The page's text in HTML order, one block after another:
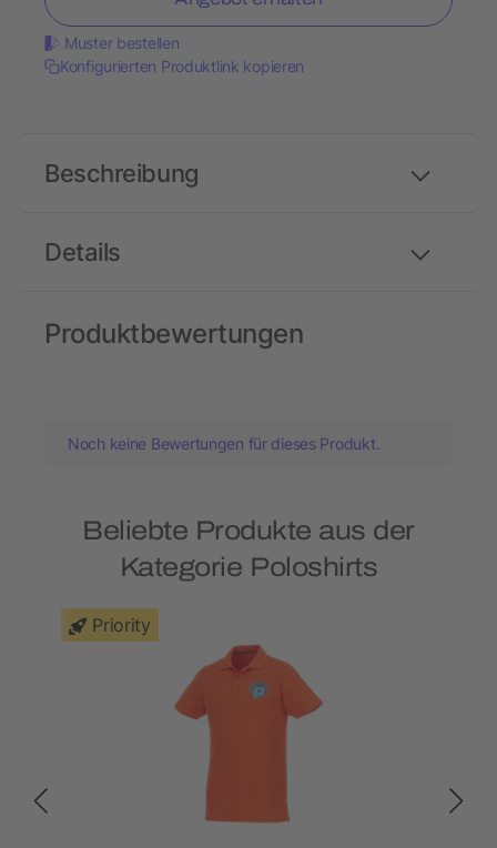
Muster bestellen
Konfigurierten Produktlink kopieren
Details
Beschreibung
Produktbewertungen
Noch keine Bewertungen für dieses Produkt.
Beliebte Produkte aus der
Kategorie Poloshirts
Priority